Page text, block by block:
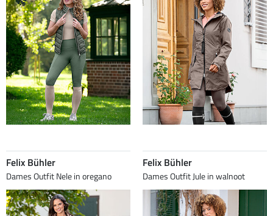
Felix Bühler
Dames Outfit Nele in oregano
Felix Bühler
Dames Outfit Jule in walnoot